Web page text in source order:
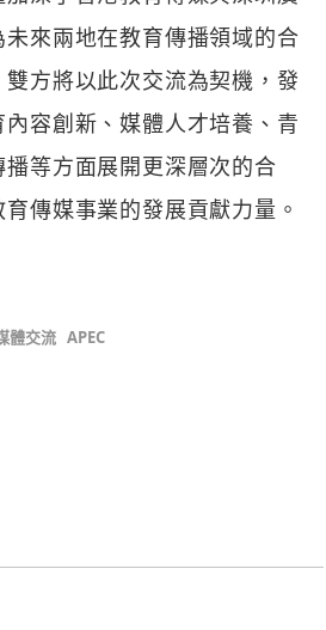
來兩地在教育傳播領域的合
方將以此次交流為契機，發
容創新、媒體人才培養、青
等方面展開更深層次的合
傳媒事業的發展貢獻力量。
體交流 APEC